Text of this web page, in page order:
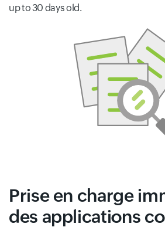
up to 30 days old.
Prise en charge
des applications